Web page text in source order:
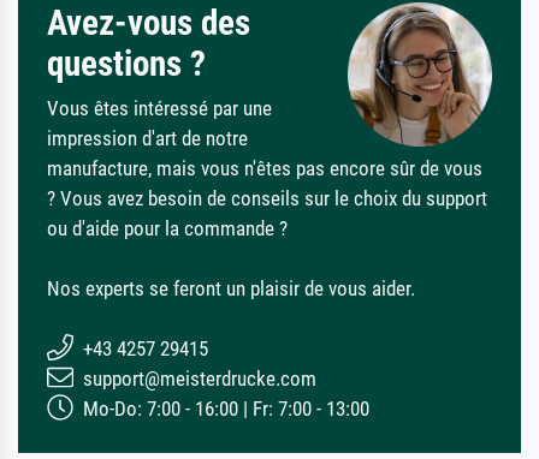
Avez-vous des
questions ?
Vous êtes intéressé par une
impression d'art de notre
manufacture, mais vous n'êtes pas encore sûr de vous
? Vous avez besoin de conseils sur le choix du support
ou d'aide pour la commande ?
Nos experts se feront un plaisir de vous aider.
+43 4257 29415
support@meisterdrucke.com
Mo-Do: 7:00 - 16:00 | Fr: 7:00 - 13:00